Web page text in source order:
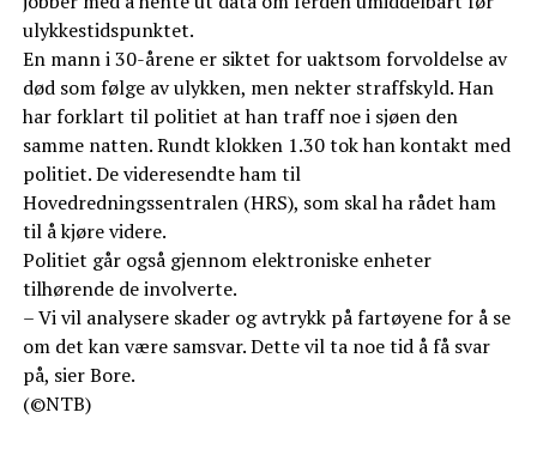
ulykkestidspunktet.
En mann i 30-årene er siktet for uaktsom forvoldelse av
død som følge av ulykken, men nekter straffskyld. Han
har forklart til politiet at han traff noe i sjøen den
samme natten. Rundt klokken 1.30 tok han kontakt med
politiet. De videresendte ham til
Hovedredningssentralen (HRS), som skal ha rådet ham
til å kjøre videre.
Politiet går også gjennom elektroniske enheter
tilhørende de involverte.
– Vi vil analysere skader og avtrykk på fartøyene for å se
om det kan være samsvar. Dette vil ta noe tid å få svar
på, sier Bore.
(©NTB)